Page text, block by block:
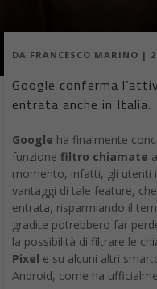
DA FRANCESCO MARINO |
Google conferma
entrata anche in Italia.
Google ha finalmente
funzione filtro chiamate
momento, infatti, gli utenti
vantaggi di tale feature,
entrata, risparmiando il
gradite potrebbero far
la possibilità di filtrare le
Pixel e su alcuni altri
Android, come ha